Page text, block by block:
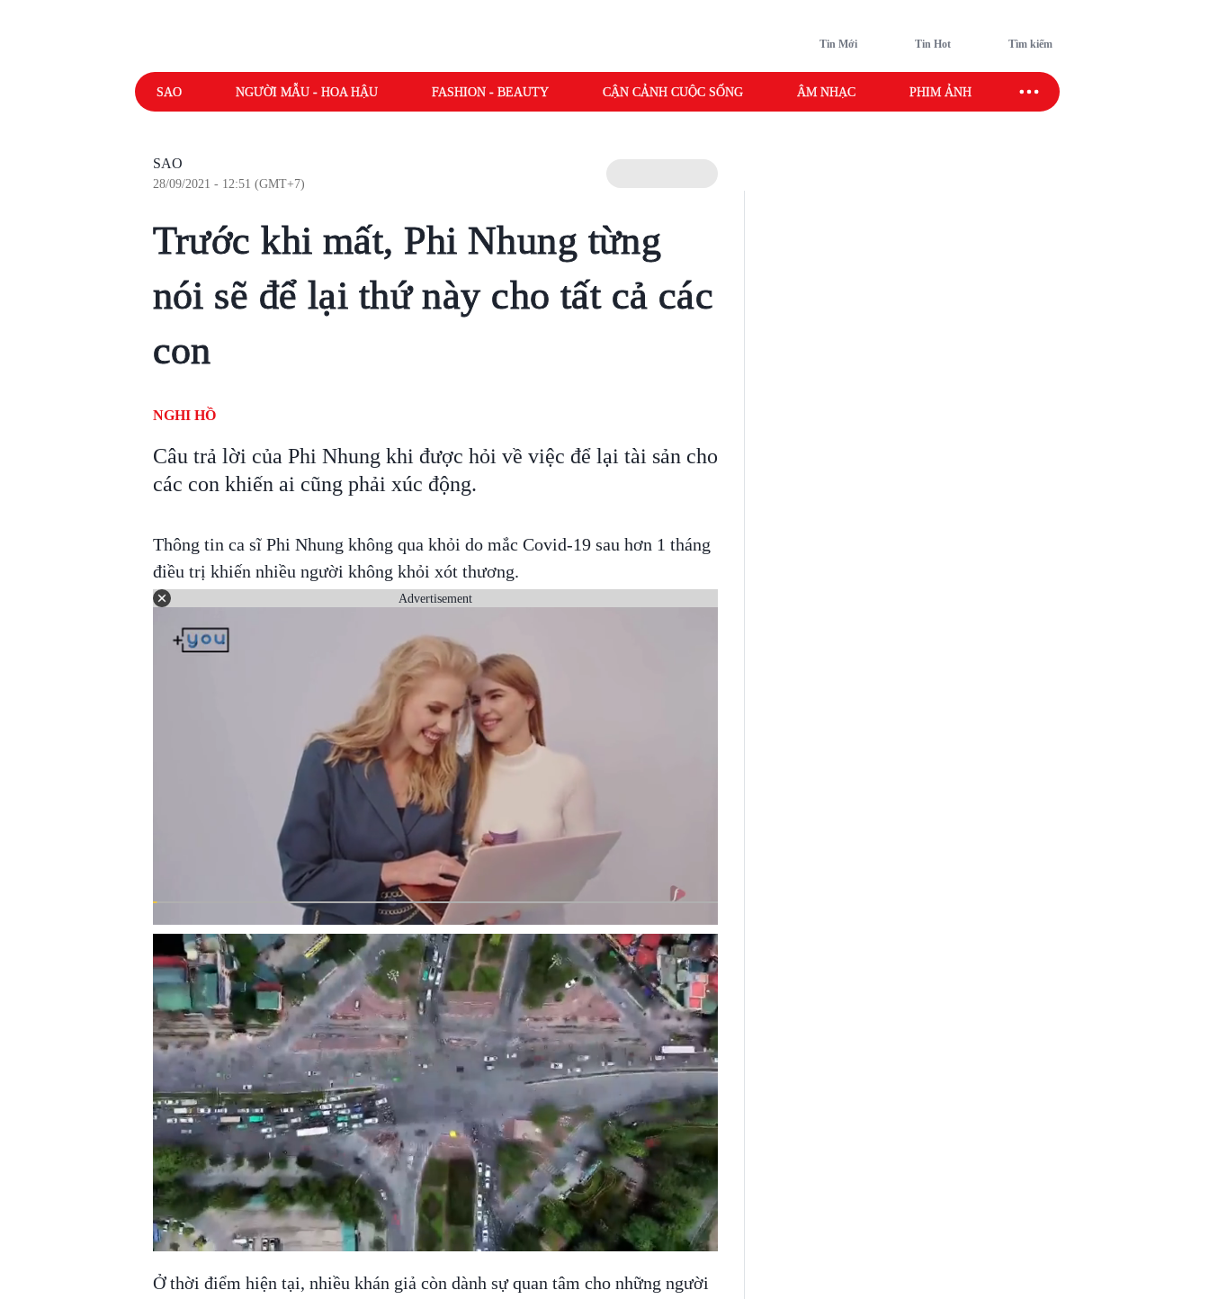
Tin Mới Tin Hot Tìm kiếm
SAO NGƯỜI MẪU - HOA HẬU FASHION - BEAUTY CẬN CẢNH CUỘC SỐNG ÂM NHẠC PHIM ẢNH SAO SPORT
SAO
28/09/2021 - 12:51 (GMT+7)
Trước khi mất, Phi Nhung từng
nói sẽ để lại thứ này cho tất cả các
con
NGHI HỒ
Câu trả lời của Phi Nhung khi được hỏi về việc để lại tài sản cho
các con khiến ai cũng phải xúc động.
Thông tin ca sĩ Phi Nhung không qua khỏi do mắc Covid-19 sau hơn 1 tháng
điều trị khiến nhiều người không khỏi xót thương.
Advertisement
Ở thời điểm hiện tại, nhiều khán giả còn dành sự quan tâm cho những người